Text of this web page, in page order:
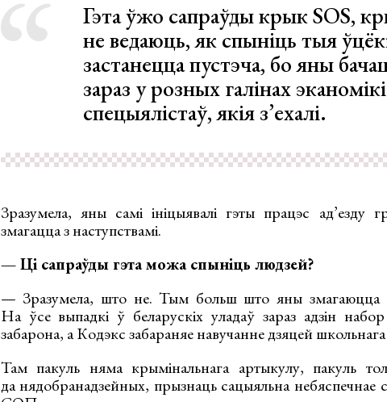
Гэта ўжо сапраўды крык SOS,
не ведаюць, як спыніць тыя
застанецца пустэча, бо яны
зараз у розных галінах
спецыялістаў, якія з’ехалі.
Зразумела, яны самі ініцыявалі гэты працэс
змагацца з наступствамі.
— Ці сапраўды гэта можа спыніць людзей?
— Зразумела, што не. Тым больш што яны змагаюцца
На ўсе выпадкі ў беларускіх уладаў зараз адзін
забарона, а Кодэкс забараняе навучанне дзяцей
Там пакуль няма крымінальнага артыкулу, пакуль
да нядобранадзейных, прызнаць сацыяльна небяспечнае